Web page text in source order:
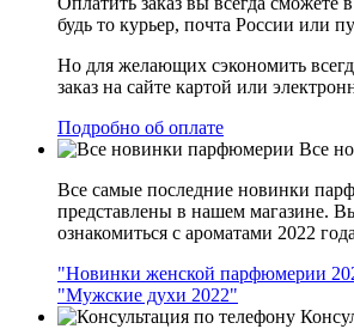
будь то курьер, почта России или
Но для желающих сэкономить
заказ на сайте картой или
Подробно об оплате
Все
Все самые последние новинки
представлены в нашем магазине.
ознакомиться с ароматами 2022
"Новинки женской парфюмерии
"Мужские духи 2022"